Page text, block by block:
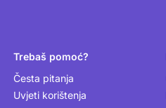
Trebaš pomoć?
Česta pitanja
Uvjeti korištenja